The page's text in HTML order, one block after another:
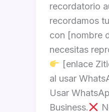
recordatorio
recordamos
con [nombre
necesitas
[enlace
al usar
Usar
Business.